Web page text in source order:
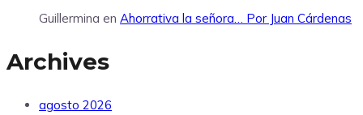
Guillermina en Ahorrativa la señora… Por Juan Cárdenas
Archives
agosto 2026